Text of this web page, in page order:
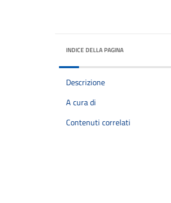
INDICE DELLA PAGINA
Descrizione
A cura di
Contenuti correlati